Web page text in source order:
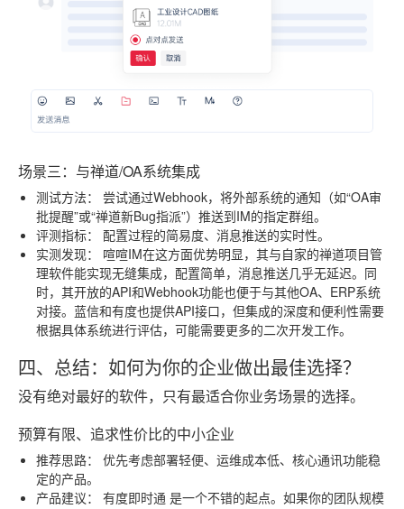
场景三：与禅道/OA系统集成
测试方法：
尝试通过Webhook，将外部系统的通知（如“OA审
批提醒”或“禅道新Bug指派”）推送到IM的指定群组。
评测指标：
配置过程的简易度、消息推送的实时性。
实测发现：
喧喧IM在这方面优势明显，其与自家的禅道项目管
理软件能实现无缝集成，配置简单，消息推送几乎无延迟。同
时，其开放的API和Webhook功能也便于与其他OA、ERP系统
对接。蓝信和有度也提供API接口，但集成的深度和便利性需要
根据具体系统进行评估，可能需要更多的二次开发工作。
四、总结：如何为你的企业做出最佳选择？
没有绝对最好的软件，只有最适合你业务场景的选择。
预算有限、追求性价比的中小企业
推荐思路：
优先考虑部署轻便、运维成本低、核心通讯功能稳
定的产品。
产品建议：
有度即时通 是一个不错的起点。如果你的团队规模